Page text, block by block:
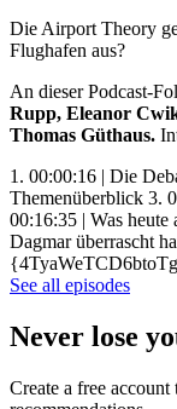
Die Airport Theory
Flughafen aus?
An dieser Podcast-
Rupp, Eleanor
Thomas Güthaus.
1. 00:00:16 | Die
Themenüberblick 3.
00:16:35 | Was heute
Dagmar überrascht
See all episodes
Never lose
Create a free